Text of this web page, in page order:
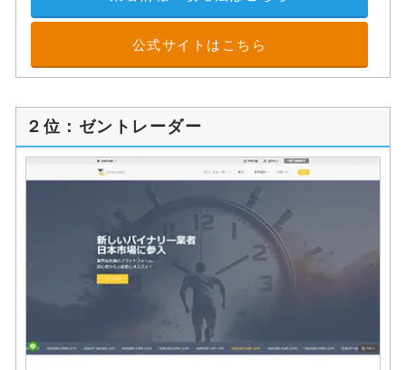
公式サイトはこちら
２位：ゼントレーダー